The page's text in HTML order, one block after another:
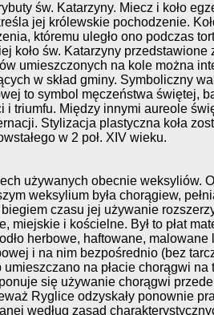
św. Katarzyny. Miecz i koło
jej królewskie pochodzenie.
któremu uległo ono podczas
koło św. Katarzyny przedstawione
umieszczonych na kole można
w skład gminy. Symboliczny
to symbol męczeństwa świętej,
i triumfu. Między innymi aureole
Stylizacja plastyczna koła
w 2 poł. XIV wieku.
używanych obecnie weksyliów.
weksylium była chorągiew,
czasu jej używanie
miejskie i kościelne. Był to płat
herbowe, haftowane,
i na nim bezpośrednio (bez
na płacie chorągwi na
się używanie chorągwi
Ryglice odzyskały ponownie
według zasad